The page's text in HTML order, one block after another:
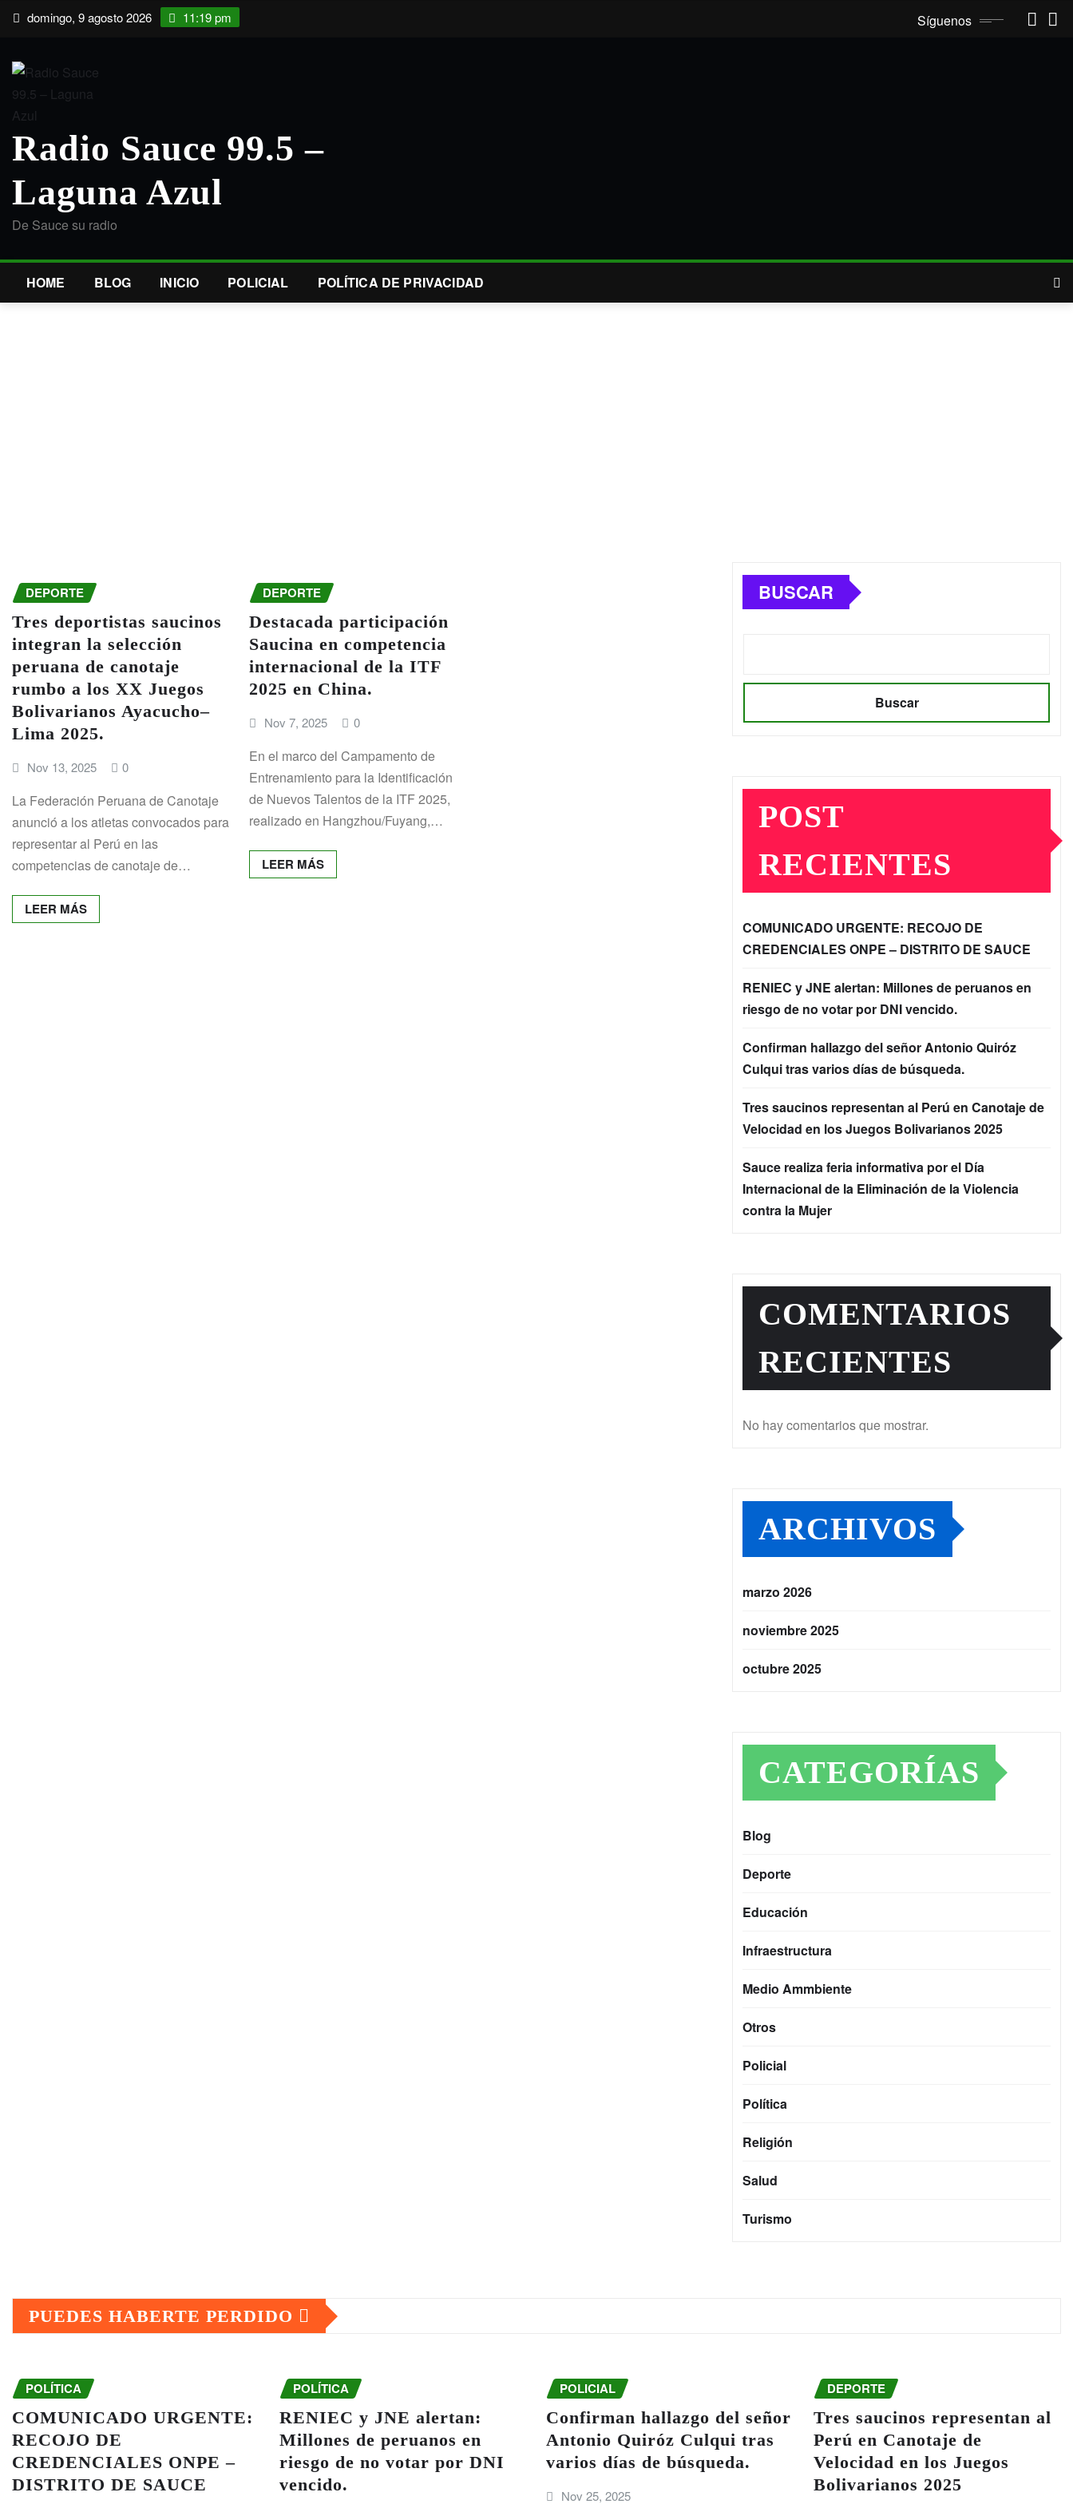
Saltardomingo, 9 agosto 2026 11:19 pm Síguenos
Radio Sauce 99.5 –
Laguna Azul
De Sauce su radio
HOME BLOG INICIO POLICIAL POLÍTICA DE PRIVACIDAD
DEPORTE
Tres deportistas saucinos
integran la selección
peruana de canotaje
rumbo a los XX Juegos
Bolivarianos Ayacucho–
Lima 2025.
Nov 13, 2025 0
La Federación Peruana de Canotaje
anunció a los atletas convocados para
representar al Perú en las
competencias de canotaje de…
LEER MÁS
DEPORTE
Destacada participación
Saucina en competencia
internacional de la ITF
2025 en China.
Nov 7, 2025 0
En el marco del Campamento de
Entrenamiento para la Identificación
de Nuevos Talentos de la ITF 2025,
realizado en Hangzhou/Fuyang,…
LEER MÁS
BUSCAR
Buscar
POST
RECIENTES
COMUNICADO URGENTE: RECOJO DE
CREDENCIALES ONPE – DISTRITO DE SAUCE
RENIEC y JNE alertan: Millones de peruanos en
riesgo de no votar por DNI vencido.
Confirman hallazgo del señor Antonio Quiróz
Culqui tras varios días de búsqueda.
Tres saucinos representan al Perú en Canotaje de
Velocidad en los Juegos Bolivarianos 2025
Sauce realiza feria informativa por el Día
Internacional de la Eliminación de la Violencia
contra la Mujer
COMENTARIOS
RECIENTES
No hay comentarios que mostrar.
ARCHIVOS
marzo 2026
noviembre 2025
octubre 2025
CATEGORÍAS
Blog
Deporte
Educación
Infraestructura
Medio Ammbiente
Otros
Policial
Política
Religión
Salud
Turismo
PUEDES HABERTE PERDIDO
POLÍTICA
COMUNICADO URGENTE:
RECOJO DE
CREDENCIALES ONPE –
DISTRITO DE SAUCE
POLÍTICA
RENIEC y JNE alertan:
Millones de peruanos en
riesgo de no votar por DNI
vencido.
POLICIAL
Confirman hallazgo del señor
Antonio Quiróz Culqui tras
varios días de búsqueda.
Nov 25, 2025
DEPORTE
Tres saucinos representan al
Perú en Canotaje de
Velocidad en los Juegos
Bolivarianos 2025